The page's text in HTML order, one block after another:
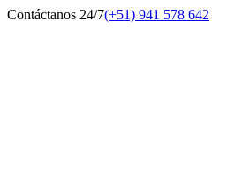
Contáctanos 24/7(+51) 941 578 642